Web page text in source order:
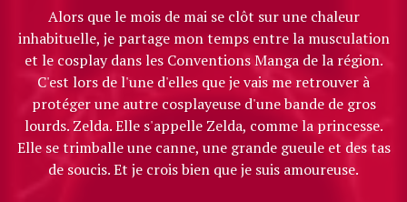
Alors que le mois de mai se clôt sur une chaleur
inhabituelle, je partage mon temps entre la musculation
et le cosplay dans les Conventions Manga de la région.
C'est lors de l'une d'elles que je vais me retrouver à
protéger une autre cosplayeuse d'une bande de gros
lourds. Zelda. Elle s'appelle Zelda, comme la princesse.
Elle se trimballe une canne, une grande gueule et des tas
de soucis. Et je crois bien que je suis amoureuse.